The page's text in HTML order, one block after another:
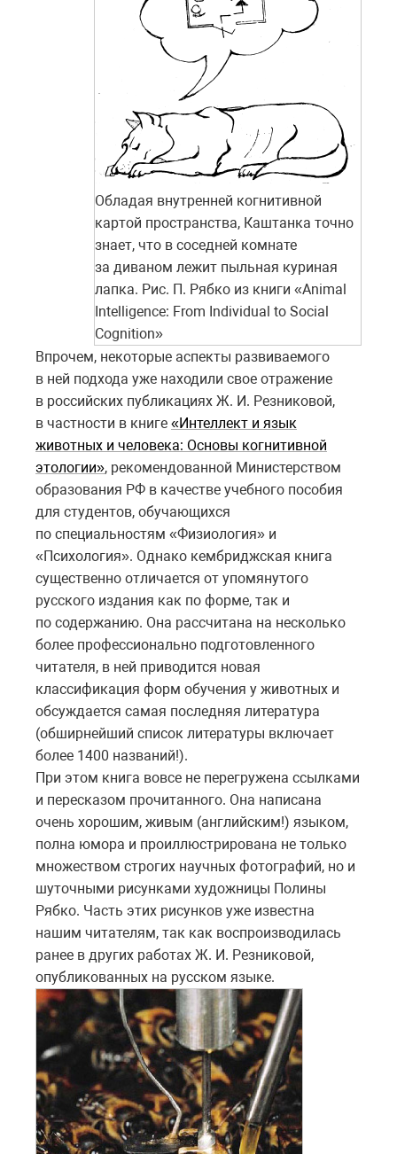
Обладая внутренней когнитивной
картой пространства, Каштанка точно
знает, что в соседней комнате
за диваном лежит пыльная куриная
лапка. Рис. П. Рябко из книги «Animal
Intelligence: From Individual to Social
Cognition»
Впрочем, некоторые аспекты развиваемого
в ней подхода уже находили свое отражение
в российских публикациях Ж. И. Резниковой,
в частности в книге «Интеллект и язык
животных и человека: Основы когнитивной
этологии», рекомендованной Министерством
образования РФ в качестве учебного пособия
для студентов, обучающихся
по специальностям «Физиология» и
«Психология». Однако кембриджская книга
существенно отличается от упомянутого
русского издания как по форме, так и
по содержанию. Она рассчитана на несколько
более профессионально подготовленного
читателя, в ней приводится новая
классификация форм обучения у животных и
обсуждается самая последняя литература
(обширнейший список литературы включает
более 1400 названий!).
При этом книга вовсе не перегружена ссылками
и пересказом прочитанного. Она написана
очень хорошим, живым (английским!) языком,
полна юмора и проиллюстрирована не только
множеством строгих научных фотографий, но и
шуточными рисунками художницы Полины
Рябко. Часть этих рисунков уже известна
нашим читателям, так как воспроизводилась
ранее в других работах Ж. И. Резниковой,
опубликованных на русском языке.